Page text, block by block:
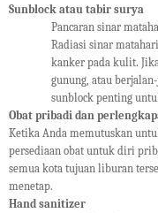
Sunblock atau tabir surya
Pancaran sinar
Radiasi sinar
kanker pada kulit.
gunung, atau
sunblock penting
Obat pribadi dan
Ketika Anda memutuskan
persediaan obat untuk diri
semua kota tujuan liburan
menetap.
Hand sanitizer